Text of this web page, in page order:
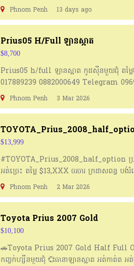
លេខក្បាលBឬក្បាលC **គុណភាពឡាន: ធានាឡា
**តំលៃតាមឆាត: 14500$ចរចារ
Telegram: 010226080/011880221/
Phnom Penh 13 days ago
Prius05 H/full ឡានស្អាត
$8,700
Prius05 h/full ឡានស្អាត កូដស៊ីនមួយជុំ តម្លៃ
017889239 0882000649 Telegram
Phnom Penh 3 Mar 2026
$13,999
#TOYOTA_Prius_2008_half_option ប្រផ
អត់ច្រេះ តម្លៃ $13,XXX ចរចារ ក្រដាសពន្ធ
កំរាលជើង VIP និង ប្តូរប្រេងម៉ាស៊ីនរួច Free ឆ
ប្រអប់លេខពីរខែ 💯 ធានាអាគុយហាយព្រីត និង
Phnom Penh 2 Mar 2026
Toyota Prius 2007 Gold
$10,100
🚗Toyota Prius 2007 Gold Half Full
កញ្ចក់ហ្ស៊ីនមួយជុំ 💞ធានាឡានស្អាត អត់កាត់ត